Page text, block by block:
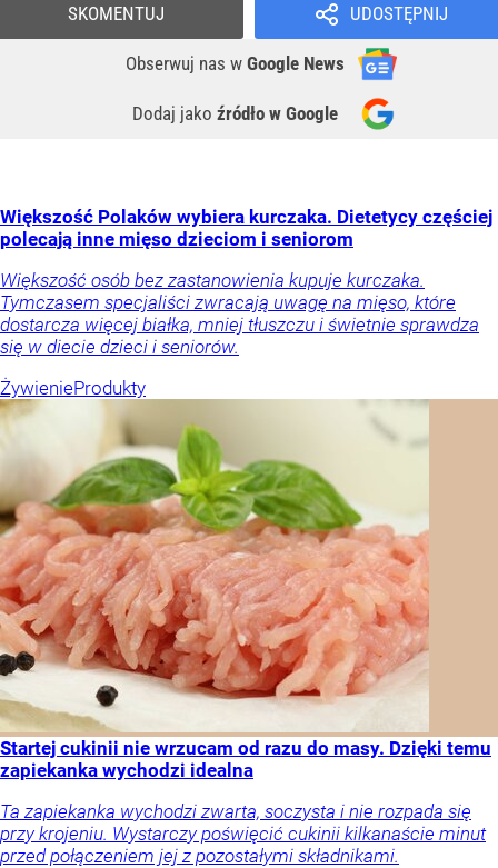
UDOSTĘPNIJ
Obserwuj nas w Google News
Dodaj jako źródło w Google
SKOMENTUJ
Większość Polaków wybiera kurczaka. Dietetycy częściej
polecają inne mięso dzieciom i seniorom
Większość osób bez zastanowienia kupuje kurczaka.
Tymczasem specjaliści zwracają uwagę na mięso, które
dostarcza więcej białka, mniej tłuszczu i świetnie sprawdza
się w diecie dzieci i seniorów.
ŻywienieProdukty
Startej cukinii nie wrzucam od razu do masy. Dzięki temu
zapiekanka wychodzi idealna
Ta zapiekanka wychodzi zwarta, soczysta i nie rozpada się
przy krojeniu. Wystarczy poświęcić cukinii kilkanaście minut
przed połączeniem jej z pozostałymi składnikami.